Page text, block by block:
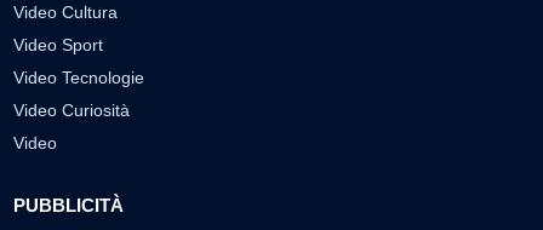
Video Cultura
Video Sport
Video Tecnologie
Video Curiosità
Video
PUBBLICITÀ